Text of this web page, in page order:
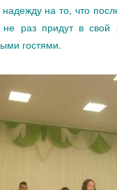
на то, что
не раз придут в свой
гостями.